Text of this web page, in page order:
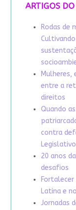
ARTIGOS
Rodas de
Mulheres,
entre a
direitos
Quando
contra
Legislativo
20 anos
desafios
Latina e
Jornadas